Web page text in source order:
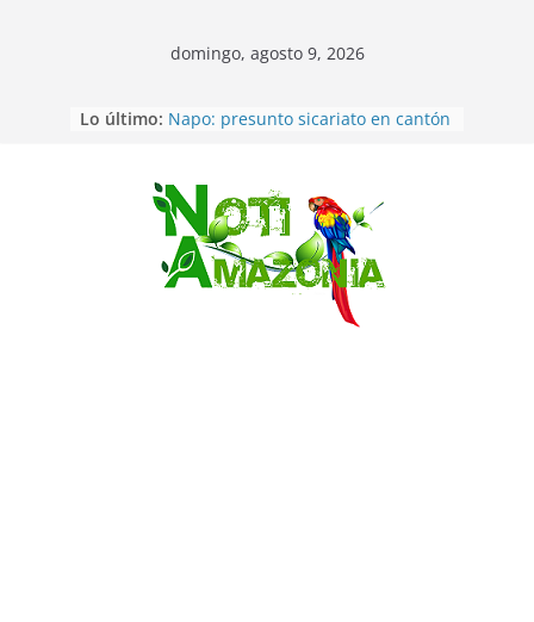
Saltar
domingo, agosto 9, 2026
Lo último: Pastaza: Fiscal no emite cargos
con una menor de10 años en
frontera sur
Napo: presunto sicariato en cantón
Archidona
Ecuador: dos jóvenes de 22 años
desaparecidos fueron encontrados
muertos en Puerto lopez